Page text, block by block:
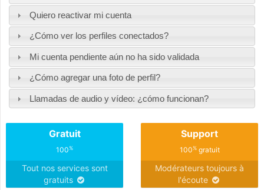
Quiero reactivar mi cuenta
¿Cómo ver los perfiles conectados?
Mi cuenta pendiente aún no ha sido validada
¿Cómo agregar una foto de perfil?
Llamadas de audio y vídeo: ¿cómo funcionan?
Gratuit
100%
Tout nos services sont
gratuits
Support
100%gratuit
Modérateurs toujours à
l'écoute